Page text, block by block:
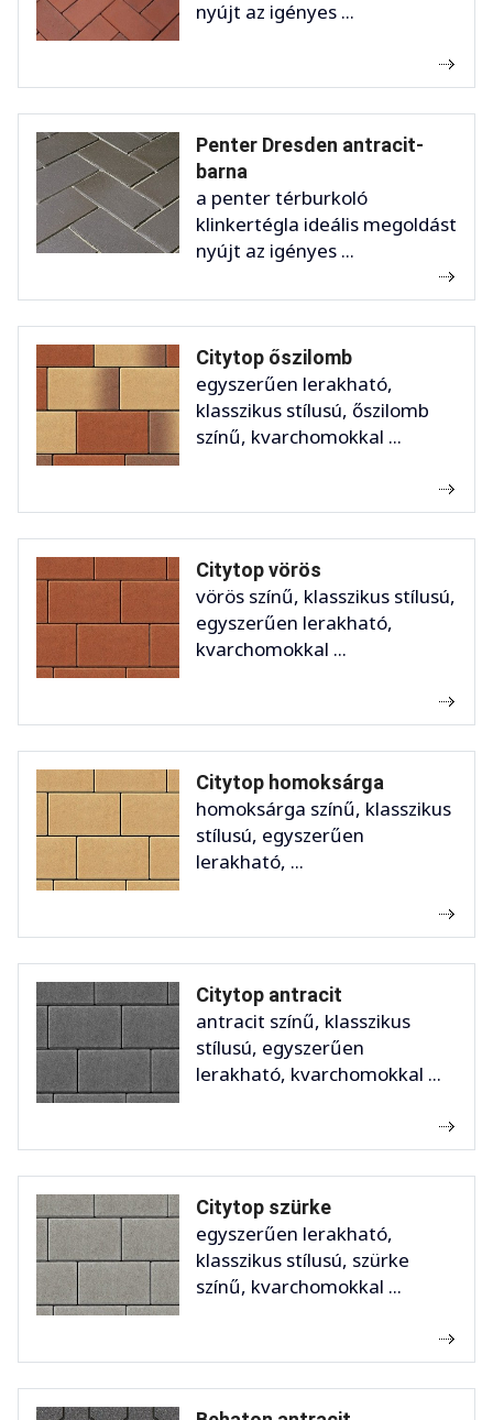
nyújt az igényes ...
Penter Dresden antracit-
barna
a penter térburkoló
klinkertégla ideális megoldást
nyújt az igényes ...
Citytop őszilomb
egyszerűen lerakható,
klasszikus stílusú, őszilomb
színű, kvarchomokkal ...
Citytop vörös
vörös színű, klasszikus stílusú,
egyszerűen lerakható,
kvarchomokkal ...
Citytop homoksárga
homoksárga színű, klasszikus
stílusú, egyszerűen
lerakható, ...
Citytop antracit
antracit színű, klasszikus
stílusú, egyszerűen
lerakható, kvarchomokkal ...
Citytop szürke
egyszerűen lerakható,
klasszikus stílusú, szürke
színű, kvarchomokkal ...